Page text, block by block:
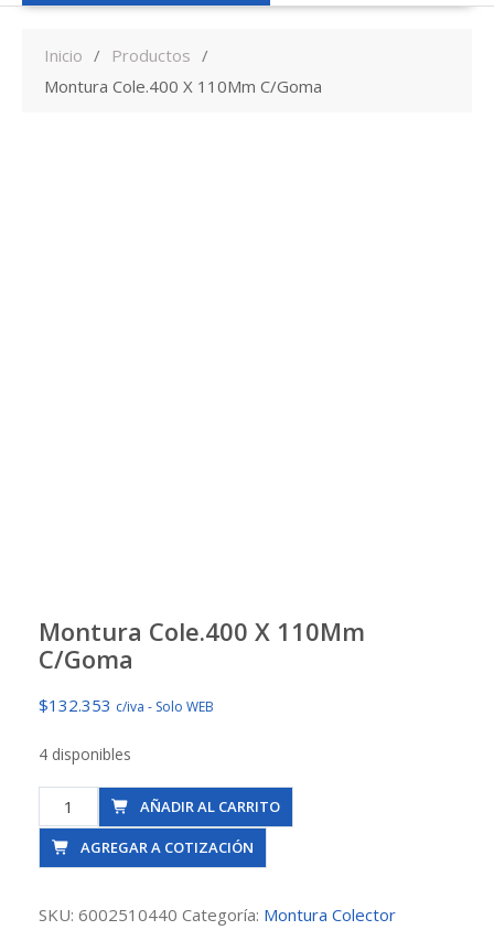
Inicio
Productos
Montura Cole.400 X 110Mm C/Goma
Montura Cole.400 X 110Mm
C/Goma
$132.353 c/iva - Solo WEB
4 disponibles
Montura
Cole.400
C/Goma
AÑADIR AL CARRITO
AGREGAR A COTIZACIÓN
SKU: 6002510440 Categoría: Montura Colector